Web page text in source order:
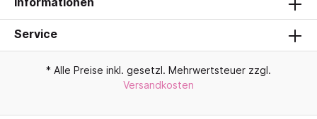
Service
* Alle Preise inkl. gesetzl. Mehrwertsteuer zzgl.
Versandkosten